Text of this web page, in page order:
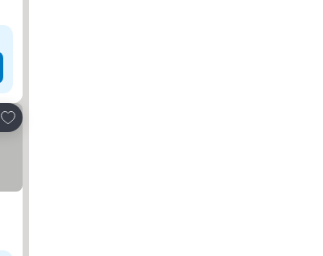
Lägg till i Mina Favoriter